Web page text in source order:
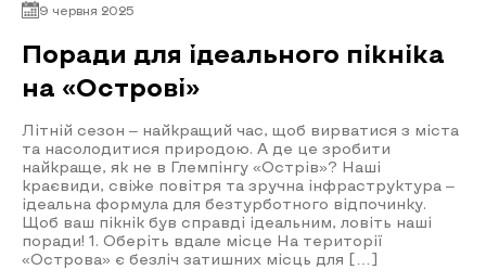
9 червня 2025
Поради для ідеального пікніка
на «Острові»
Літній сезон – найкращий час, щоб вирватися з міста
та насолодитися природою. А де це зробити
найкраще, як не в Глемпінгу «Острів»? Наші
краєвиди, свіже повітря та зручна інфраструктура –
ідеальна формула для безтурботного відпочинку.
Щоб ваш пікнік був справді ідеальним, ловіть наші
поради! 1. Оберіть вдале місце На території
«Острова» є безліч затишних місць для […]